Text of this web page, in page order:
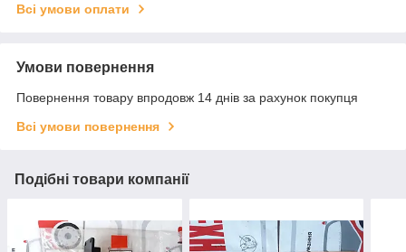
Всі умови оплати
Умови повернення
Повернення товару впродовж 14 днів за рахунок покупця
Всі умови повернення
Подібні товари компанії